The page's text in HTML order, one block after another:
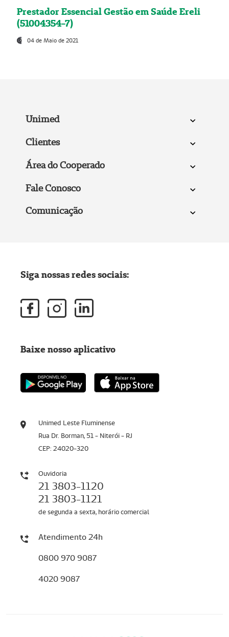
Prestador Essencial Gestão em Saúde Ereli
(51004354-7)
04 de Maio de 2021
Unimed
Clientes
Área do Cooperado
Fale Conosco
Comunicação
Unimed Leste Fluminense
Rua Dr. Borman, 51 - Niterói - RJ
CEP: 24020-320
Ouvidoria
21 3803-1120
21 3803-1121
de segunda a sexta, horário comercial
Atendimento 24h
0800 970 9087
4020 9087
Siga nossas redes sociais:
Baixe nosso aplicativo